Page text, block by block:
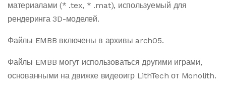
материалами (* .tex, * .mat), используемый для
рендеринга 3D-моделей.
Файлы EMBB включены в архивы arch05.
Файлы EMBB могут использоваться другими играми,
основанными на движке видеоигр LithTech от Monolith.